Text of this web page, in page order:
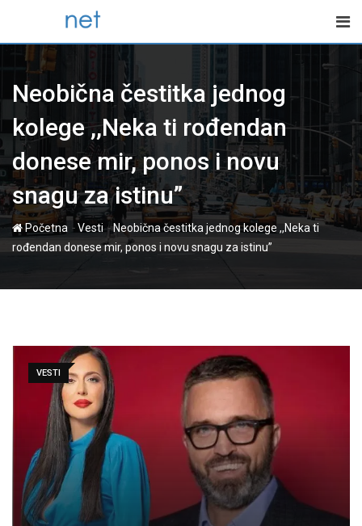
content
Neobična čestitka jednog
kolege ,,Neka ti rođendan
donese mir, ponos i novu
snagu za istinu”
Početna -Vesti-Neobična čestitka jednog kolege ,,Neka ti
rođendan donese mir, ponos i novu snagu za istinu”
VESTI